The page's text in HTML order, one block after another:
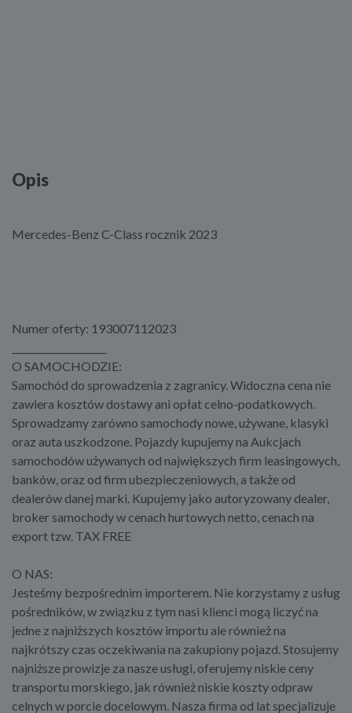
Opis
Mercedes-Benz C-Class rocznik 2023
Numer oferty: 193007112023
O SAMOCHODZIE:
Samochód do sprowadzenia z zagranicy. Widoczna cena nie
zawiera kosztów dostawy ani opłat celno-podatkowych.
Sprowadzamy zarówno samochody nowe, używane, klasyki
oraz auta uszkodzone. Pojazdy kupujemy na Aukcjach
samochodów używanych od największych firm leasingowych,
banków, oraz od firm ubezpieczeniowych, a także od
dealerów danej marki. Kupujemy jako autoryzowany dealer,
broker samochody w cenach hurtowych netto, cenach na
export tzw. TAX FREE
O NAS:
Jesteśmy bezpośrednim importerem. Nie korzystamy z usług
pośredników, w związku z tym nasi klienci mogą liczyć na
jedne z najniższych kosztów importu ale również na
najkrótszy czas oczekiwania na zakupiony pojazd. Stosujemy
najniższe prowizje za nasze usługi, oferujemy niskie ceny
transportu morskiego, jak również niskie koszty odpraw
celnych w porcie docelowym. Nasza firma od lat specjalizuje